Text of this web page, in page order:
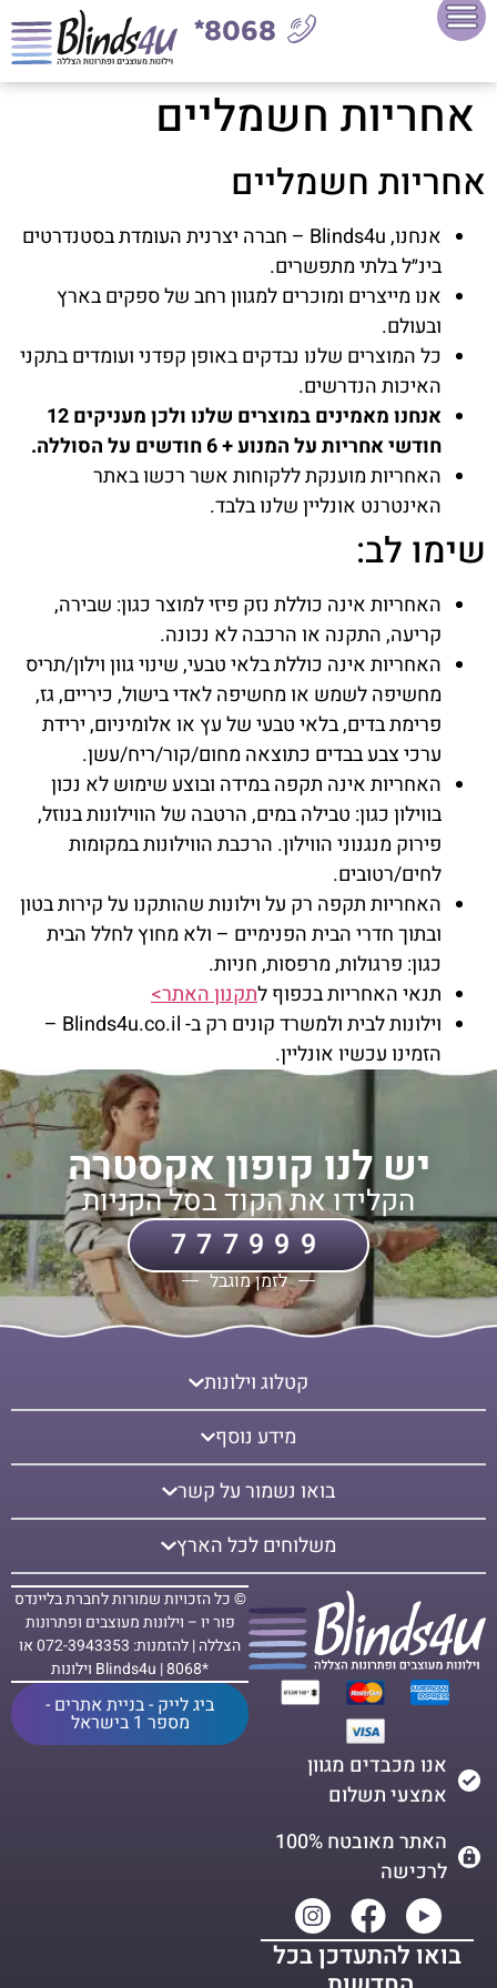
8068*
אחריות חשמליים
אחריות חשמליים
אנחנו, Blinds4u – חברה יצרנית העומדת בסטנדרטים
בינ״ל בלתי מתפשרים.
אנו מייצרים ומוכרים למגוון רחב של ספקים בארץ
ובעולם.
כל המוצרים שלנו נבדקים באופן קפדני ועומדים בתקני
האיכות הנדרשים.
אנחנו מאמינים במוצרים שלנו ולכן מעניקים 12
חודשי אחריות על המנוע + 6 חודשים על הסוללה.
האחריות מוענקת ללקוחות אשר רכשו באתר
האינטרנט אונליין שלנו בלבד.
שימו לב:
האחריות אינה כוללת נזק פיזי למוצר כגון: שבירה,
קריעה, התקנה או הרכבה לא נכונה.
האחריות אינה כוללת בלאי טבעי, שינוי גוון וילון/תריס
מחשיפה לשמש או מחשיפה לאדי בישול, כיריים, גז,
פרימת בדים, בלאי טבעי של עץ או אלומיניום, ירידת
ערכי צבע בבדים כתוצאה מחום/קור/ריח/עשן.
האחריות אינה תקפה במידה ובוצע שימוש לא נכון
בווילון כגון: טבילה במים, הרטבה של הווילונות בנוזל,
פירוק מנגנוני הווילון. הרכבת הווילונות במקומות
לחים/רטובים.
האחריות תקפה רק על וילונות שהותקנו על קירות בטון
ובתוך חדרי הבית הפנימיים – ולא מחוץ לחלל הבית
כגון: פרגולות, מרפסות, חניות.
תנאי האחריות בכפוף לתקנון האתר>
וילונות לבית ולמשרד קונים רק ב- Blinds4u.co.il –
הזמינו עכשיו אונליין.
יש לנו קופון אקסטרה
הקלידו את הקוד בסל הקניות
777999
לזמן מוגבל
אנו מכבדים מגוון
אמצעי תשלום
האתר מאובטח 100%
לרכישה
בואו להתעדכן בכל
© כל הזכויות שמורות לחברת בליינדס
פור יו – וילונות מעוצבים ופתרונות
הצללה | להזמנות: 072-3943353 או
*8068 | Blinds4u וילונות
ביג לייק - בניית אתרים -
מספר 1 בישראל
קטלוג וילונות
מידע נוסף
בואו נשמור על קשר
משלוחים לכל הארץ